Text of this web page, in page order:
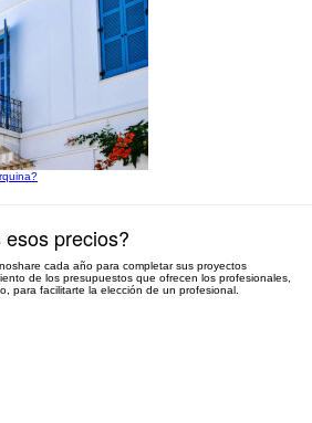
precios?
cada año para completar sus proyectos
de los presupuestos que ofrecen los profesionales,
para facilitarte la elección de un profesional.